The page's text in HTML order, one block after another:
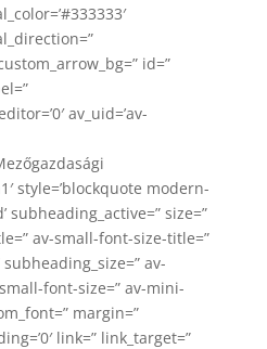
id=”
av_uid=’av-
style=’blockquote modern-
size=”
av-small-font-size-title=”
av-
font-size=” av-mini-
margin=”
link=” link_target=”